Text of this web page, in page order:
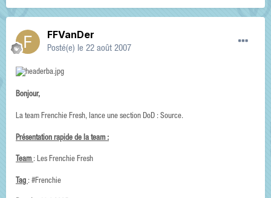
FFVanDer
Posté(e) le 22 août 2007
Bonjour,
La team Frenchie Fresh, lance une section DoD : Source.
Présentation rapide de la team :
Team : Les Frenchie Fresh
Tag : #Frenchie